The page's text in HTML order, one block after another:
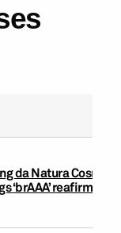
da Natura
reafirmados